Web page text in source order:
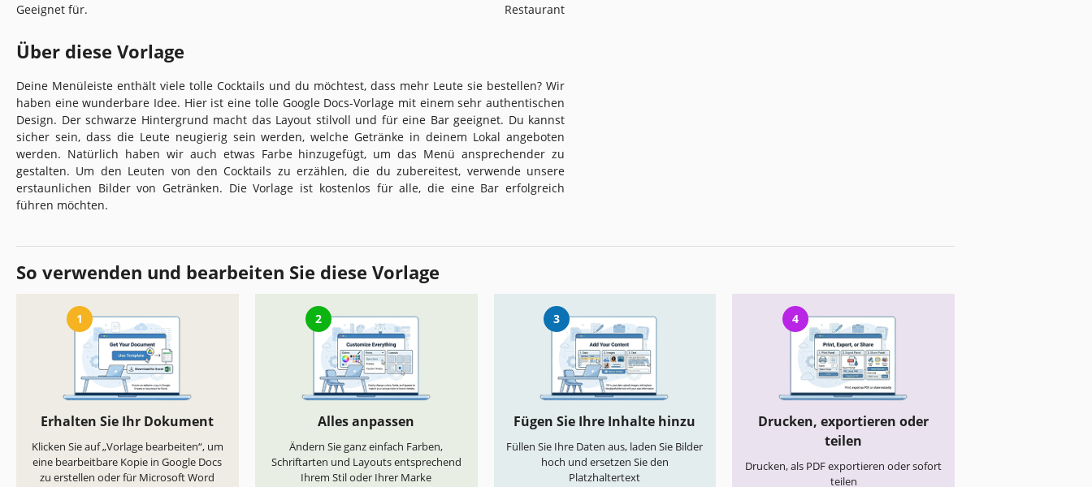
Geeignet für. Restaurant
Über diese Vorlage
Deine Menüleiste enthält viele tolle Cocktails und du möchtest, dass mehr Leute sie bestellen? Wir
haben eine wunderbare Idee. Hier ist eine tolle Google Docs-Vorlage mit einem sehr authentischen
Design. Der schwarze Hintergrund macht das Layout stilvoll und für eine Bar geeignet. Du kannst
sicher sein, dass die Leute neugierig sein werden, welche Getränke in deinem Lokal angeboten
werden. Natürlich haben wir auch etwas Farbe hinzugefügt, um das Menü ansprechender zu
gestalten. Um den Leuten von den Cocktails zu erzählen, die du zubereitest, verwende unsere
erstaunlichen Bilder von Getränken. Die Vorlage ist kostenlos für alle, die eine Bar erfolgreich
führen möchten.
So verwenden und bearbeiten Sie diese Vorlage
1
Erhalten Sie Ihr Dokument
Klicken Sie auf „Vorlage bearbeiten“, um
eine bearbeitbare Kopie in Google Docs
zu erstellen oder für Microsoft Word
2
Alles anpassen
Ändern Sie ganz einfach Farben,
Schriftarten und Layouts entsprechend
Ihrem Stil oder Ihrer Marke
3
Fügen Sie Ihre Inhalte hinzu
Füllen Sie Ihre Daten aus, laden Sie Bilder
hoch und ersetzen Sie den
Platzhaltertext
4
Drucken, exportieren oder
teilen
Drucken, als PDF exportieren oder sofort
teilen